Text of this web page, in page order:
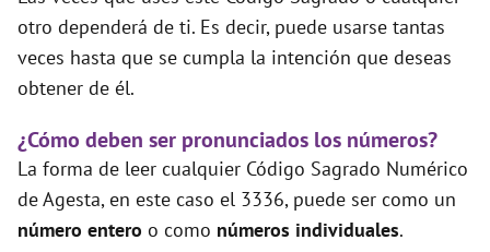
otro dependerá de ti. Es decir, puede usarse tantas
veces hasta que se cumpla la intención que deseas
obtener de él.
¿Cómo deben ser pronunciados los números?
La forma de leer cualquier Código Sagrado Numérico
de Agesta, en este caso el 3336, puede ser como un
número entero o como números individuales.